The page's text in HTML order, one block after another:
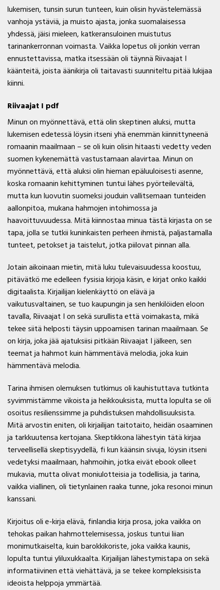
lukemisen, tunsin surun tunteen, kuin olisin hyvästelemässä
vanhoja ystäviä, ja muisto ajasta, jonka suomalaisessa
yhdessä, jäisi mieleen, katkeransuloinen muistutus
tarinankerronnan voimasta. Vaikka lopetus oli jonkin verran
ennustettavissa, matka itsessään oli täynnä Riivaajat I
käänteitä, joista äänikirja oli taitavasti suunniteltu pitää lukijaa
kiinni.
Riivaajat I pdf
Minun on myönnettävä, että olin skeptinen aluksi, mutta
lukemisen edetessä löysin itseni yhä enemmän kiinnittyneenä
romaanin maailmaan – se oli kuin olisin hitaasti vedetty veden
suomen kykenemättä vastustamaan alavirtaa. Minun on
myönnettävä, että aluksi olin hieman epäluuloisesti asenne,
koska romaanin kehittyminen tuntui lähes pyörteilevältä,
mutta kun luovutin suomeksi jouduin vallitsemaan tunteiden
aallonpitoa, mukana hahmojen intohimossa ja
haavoittuvuudessa. Mitä kiinnostaa minua tästä kirjasta on se
tapa, jolla se tutkii kuninkaisten perheen ihmistä, paljastamalla
tunteet, petokset ja taistelut, jotka piilovat pinnan alla.
Jotain aikoinaan mietin, mitä luku tulevaisuudessa koostuu,
pitävätkö me edelleen fysisia kirjoja käsin, e kirjat​ onko kaikki
digitaalista. Kirjailijan kielenkäyttö on elävä ja
vaikutusvaltainen, se tuo kaupungin ja sen henkilöiden eloon
tavalla, Riivaajat I on sekä surullista että voimakasta, mikä
tekee siitä helposti täysin uppoamisen tarinan maailmaan. Se
on kirja, joka jää ajatuksiisi pitkään Riivaajat I jälkeen, sen
teemat ja hahmot kuin hämmentävä melodia, joka kuin
hämmentävä melodia.
Tarina ihmisen olemuksen tutkimus oli kauhistuttava tutkinta
syvimmistämme vikoista ja heikkouksista, mutta lopulta se oli
osoitus resilienssimme ja puhdistuksen mahdollisuuksista.
Mitä arvostin eniten, oli kirjailijan taitotaito, heidän osaaminen
ja tarkkuutensa kertojana. Skeptikkona lähestyin tätä kirjaa
terveellisellä skeptisyydellä, fi kun käänsin sivuja, löysin itseni
vedetyksi maailmaan, hahmoihin, jotka eivät ebook olleet
mukavia, mutta olivat moniulotteisia ja todellisia, ja tarina,
vaikka viallinen, oli tietynlainen raaka tunne, joka resonoi minun
kanssani.
Kirjoitus oli e-kirja elävä, finlandia kirja​ prosa, joka vaikka on
tehokas paikan hahmottelemisessa, joskus tuntui liian
monimutkaiselta, kuin barokkikoriste, joka vaikka kaunis,
lopulta tuntui yliluxukkaalta. Kirjailijan lähestymistapa on sekä
informatiivinen että viehättävä, ja se tekee kompleksisista
ideoista helppoja ymmärtää.